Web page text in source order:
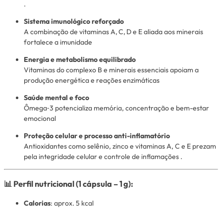
.
Sistema imunológico reforçado
A combinação de vitaminas A, C, D e E aliada aos minerais
fortalece a imunidade
Energia e metabolismo equilibrado
Vitaminas do complexo B e minerais essenciais apoiam a
produção energética e reações enzimáticas
Saúde mental e foco
Ômega‑3 potencializa memória, concentração e bem-estar
emocional
Proteção celular e processo anti-inflamatório
Antioxidantes como selênio, zinco e vitaminas A, C e E prezam
pela integridade celular e controle de inflamações .
📊 Perfil nutricional (1 cápsula – 1 g):
Calorias: aprox. 5 kcal